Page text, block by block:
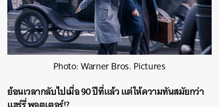
Photo: Warner Bros. Pictures
ย้อนเวลากลับไปเมื่อ 90 ปีที่แล้ว แต่ให้ความทันสมัยกว่า